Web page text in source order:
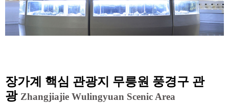
장가계 핵심 관광지 무릉원 풍경구 관
광 Zhangjiajie Wulingyuan Scenic Area